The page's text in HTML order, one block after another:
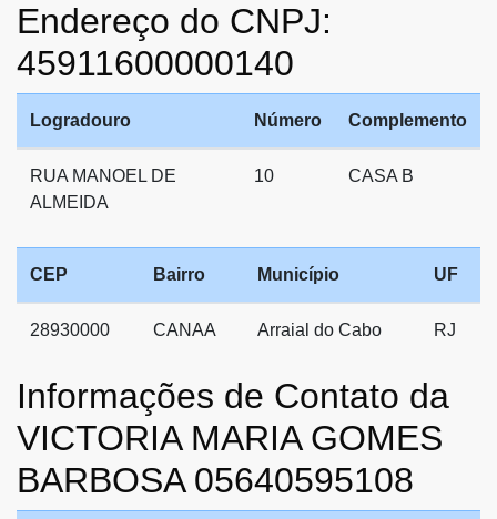
Endereço do CNPJ:
45911600000140
Logradouro Número Complemento
RUA MANOEL DE
ALMEIDA
10 CASA B
CEP Bairro Município UF
28930000 CANAA Arraial do Cabo RJ
Informações de Contato da
VICTORIA MARIA GOMES
BARBOSA 05640595108